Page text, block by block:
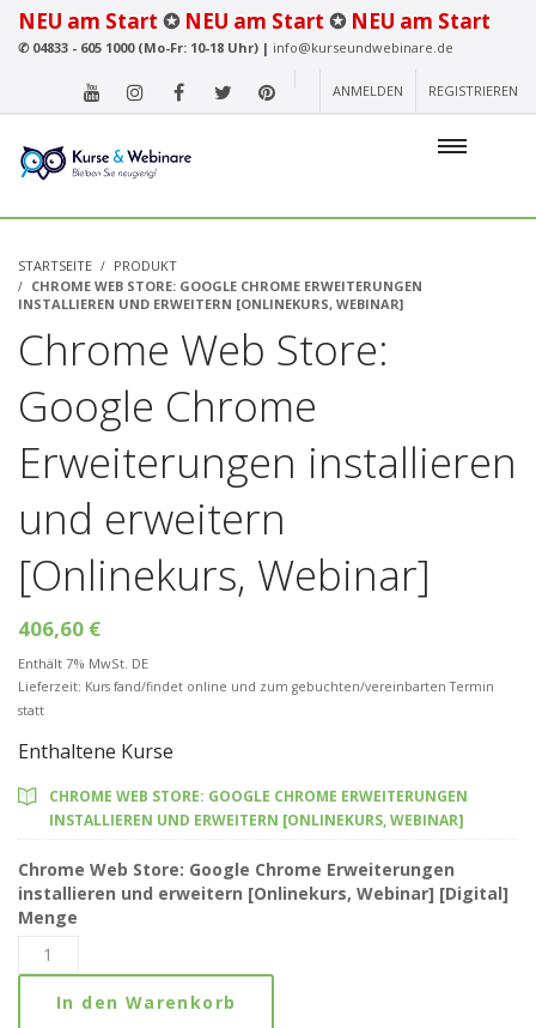
NEU am Start ✪ NEU am Start ✪ NEU am Start
✆04833 - 605 1000 (Mo-Fr: 10-18 Uhr) | info@kurseundwebinare.de
ANMELDEN REGISTRIEREN
STARTSEITE
PRODUKT
CHROME WEB STORE: GOOGLE CHROME ERWEITERUNGEN
INSTALLIEREN UND ERWEITERN [ONLINEKURS, WEBINAR]
Chrome Web Store:
Google Chrome
Erweiterungen installieren
und erweitern
[Onlinekurs, Webinar]
406,60 €
Enthält 7% MwSt. DE
Lieferzeit: Kurs fand/findet online und zum gebuchten/vereinbarten Termin
statt
Enthaltene Kurse
CHROME WEB STORE: GOOGLE CHROME ERWEITERUNGEN
INSTALLIEREN UND ERWEITERN [ONLINEKURS, WEBINAR]
Chrome Web Store: Google Chrome Erweiterungen
installieren und erweitern [Onlinekurs, Webinar] [Digital]
Menge
In den Warenkorb